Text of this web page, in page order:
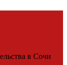
в Сочи